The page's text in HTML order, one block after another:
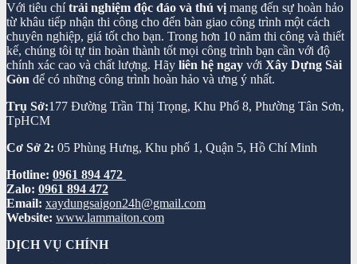
Với tiêu chítrải nghiệm độc đáo và thú vị mang đến sự hoàn hảo
từ khâu tiếp nhận thi công cho đến bàn giao công trình một cách
chuyên nghiệp, giá tốt cho bạn. Trong hơn 10 năm thi công và thiết
kế, chúng tôi tự tin hoàn thành tốt mọi công trình bạn cần với độ
chính xác cao và chất lượng. Hãy liên hệ ngay với Xây Dựng Sài
Gòn để có những công trình hoàn hảo và ưng ý nhất.
Trụ Sở:177 Đường Trần Thị Trọng, Khu Phố 8, Phường Tân Sơn,
TpHCM
Cơ Sở 2: 05 Phùng Hưng, Khu phố 1, Quận 5, Hồ Chí Minh
Hotline: 0961 894 472
Zalo: 0961 894 472
Email: xaydungsaigon24h@gmail.com
Website: www.lammaiton.com
DỊCH VỤ CHÍNH